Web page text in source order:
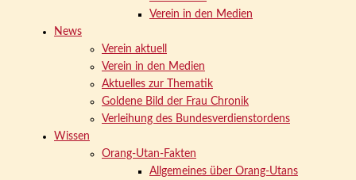
Verein in den Medien
News
Verein aktuell
Verein in den Medien
Aktuelles zur Thematik
Goldene Bild der Frau Chronik
Verleihung des Bundesverdienstordens
Wissen
Orang-Utan-Fakten
Allgemeines über Orang-Utans